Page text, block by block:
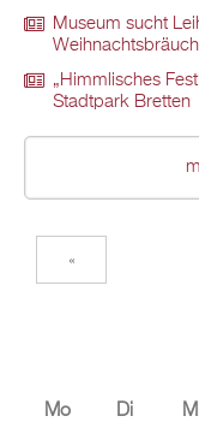
Museum sucht
„Himmlisches
Stadtpark Bretten
«
Mo Di